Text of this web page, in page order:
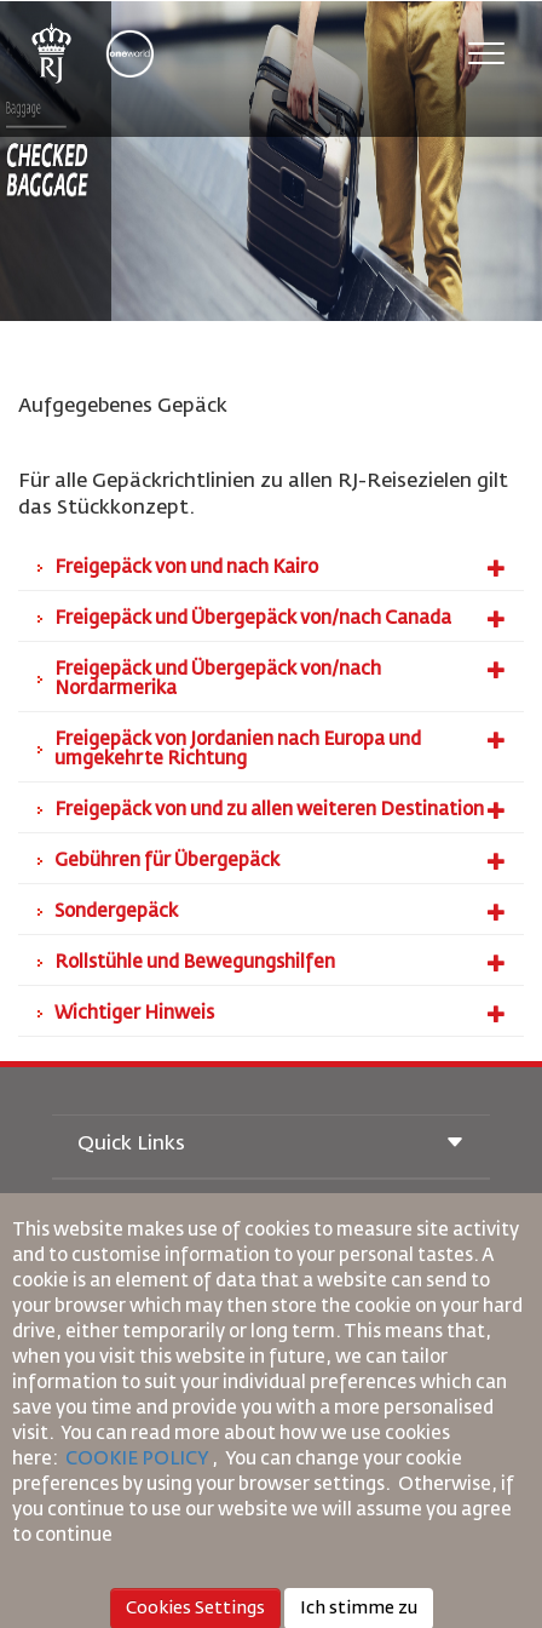
Toggle
Aufgegebenes Gepäck
Für alle Gepäckrichtlinien zu allen RJ-Reisezielen gilt
das Stückkonzept.
Freigepäck von und nach Kairo
Freigepäck und Übergepäck von/nach Canada
Freigepäck und Übergepäck von/nach
Nordarmerika
Freigepäck von Jordanien nach Europa und
umgekehrte Richtung
Freigepäck von und zu allen weiteren Destination
Gebühren für Übergepäck
Sondergepäck
Rollstühle und Bewegungshilfen
Wichtiger Hinweis
Quick Links
Beförderungsbedingungen
Royal Wings Magazin
Reisen während der Schwangerschaft
Häufig gestellte Fragen
Besondere Bedürfnisse
oneworld
Barrierefreiheitsplan und Feedbackprozess
Bahnticket buchen
Autovermietung
RJ Unbegrenzt
Studentenangebot
Tikram
Transitunterkunft
über Uns
Werden Sie Werbepartner
Werden Sie Mitglied unserer Familie
Aktuelles
Datenschutzpolitik
RJ Büros
Feedback
Verbindliche interne Datenschutzvorschriften
Vertragskonditionen
Cookie-Richtlinie
Rückerstattungspolitik
This website makes use of cookies to measure site activity
and to customise information to your personal tastes. A
cookie is an element of data that a website can send to
your browser which may then store the cookie on your hard
drive, either temporarily or long term. This means that,
when you visit this website in future, we can tailor
information to suit your individual preferences which can
save you time and provide you with a more personalised
visit. You can read more about how we use cookies
here: COOKIE POLICY , You can change your cookie
preferences by using your browser settings. Otherwise, if
you continue to use our website we will assume you agree
to continue
Cookies Settings Ich stimme zu